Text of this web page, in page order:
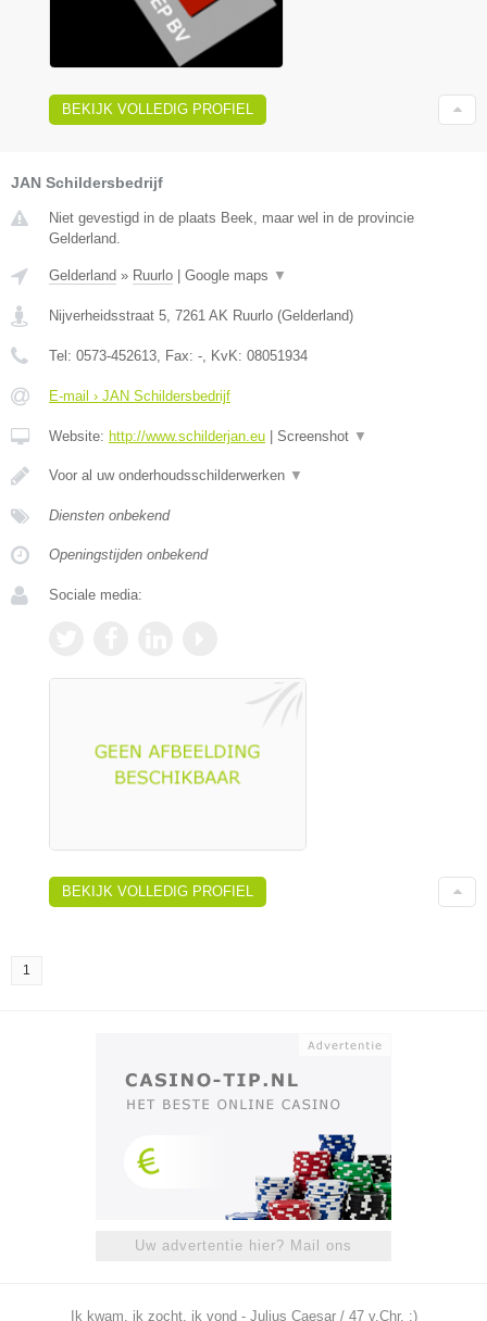
BEKIJK VOLLEDIG PROFIEL
JAN Schildersbedrijf
Niet gevestigd in de plaats Beek, maar wel in de provincie
Gelderland.
Gelderland » Ruurlo Google maps ▼
Nijverheidsstraat 5 7261 AK Ruurlo (Gelderland)
Tel: 0573-452613 , Fax: - , KvK: 08051934
E-mail › JAN Schildersbedrijf
Website: http://www.schilderjan.eu Screenshot ▼
Voor al uw onderhoudsschilderwerken ▼
Diensten onbekend
Openingstijden onbekend
Sociale media:
BEKIJK VOLLEDIG PROFIEL
1
Uw advertentie hier? Mail ons
Ik kwam, ik zocht, ik vond - Julius Caesar / 47 v.Chr. ;)